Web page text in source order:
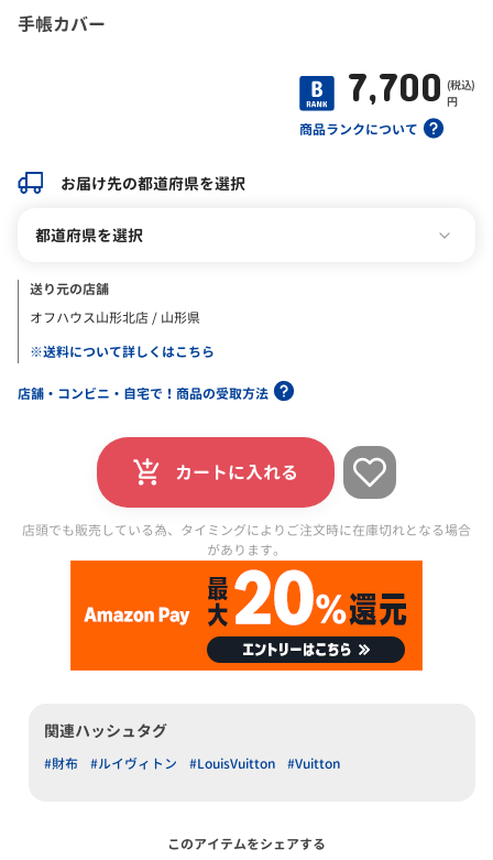
手帳カバー
商品ランクについて
7,700 (税込)
円
お届け先の都道府県を選択
都道府県を選択
送り元の店舗
オフハウス山形北店 / 山形県
※送料について詳しくはこちら
店舗・コンビニ・自宅で！商品の受取方法
カートに入れる
店頭でも販売している為、タイミングによりご注文時に在庫切れとなる場合
があります。
関連ハッシュタグ
#財布 #ルイヴィトン #LouisVuitton #Vuitton
このアイテムをシェアする